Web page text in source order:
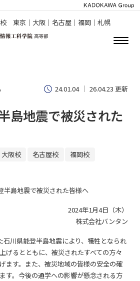
東京｜大阪｜名古屋｜福岡｜札幌
24.01.04 26.04.23 更新
島地震で被災された
大阪校 名古屋校 福岡校
半島地震で被災された皆様へ
2024年1月4日（木）
株式会社バンタン
石川県能登半島地震により、犠牲となられ
げるとともに、被災されたすべての方々
ます。また、被災地域の皆様の安全の確
す。今後の通学への影響が懸念される方